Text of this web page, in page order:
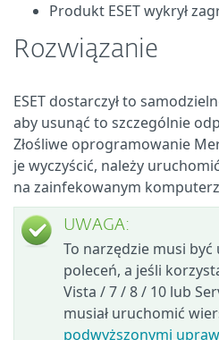
Produkt ESET wykrył
Rozwiązanie
ESET dostarczył to
aby usunąć to szczególnie
Złośliwe oprogramowanie
je wyczyścić, należy
na zainfekowanym
UWAGA:
To narzędzie musi
poleceń, a jeśli
Vista / 7 / 8 / 10 lub
musiał uruchomić
podwyższonymi